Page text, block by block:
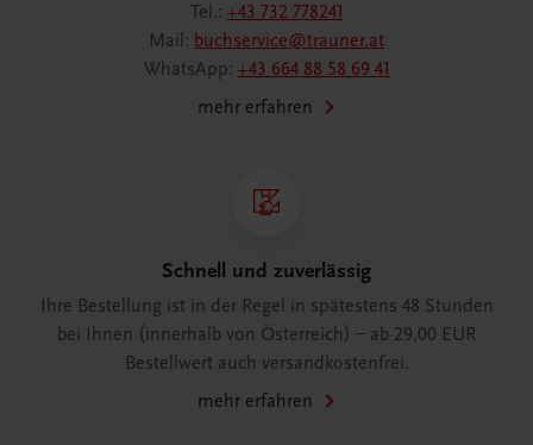
Tel.: +43 732 778241
Mail: buchservice@trauner.at
WhatsApp: +43 664 88 58 69 41
mehr erfahren
Schnell und zuverlässig
Ihre Bestellung ist in der Regel in spätestens 48 Stunden
bei Ihnen (innerhalb von Österreich) – ab 29,00 EUR
Bestellwert auch versandkostenfrei.
mehr erfahren